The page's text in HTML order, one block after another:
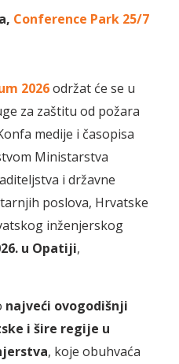
Conference Park 25/7
2026održat će se u
za zaštitu od požara
medije i časopisa
Ministarstva
i državne
poslova, Hrvatske
inženjerskog
u Opatiji,
najveći ovogodišnji
i šire regije u
, koje obuhvaća